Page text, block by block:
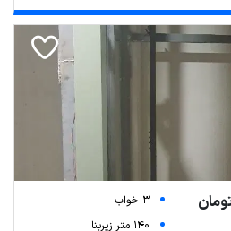
3 خواب
140 متر زیربنا